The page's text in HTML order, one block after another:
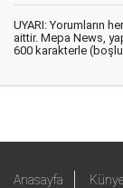
UYARI: Yorumların
aittir. Mepa News,
600 karakterle
Anasayfa